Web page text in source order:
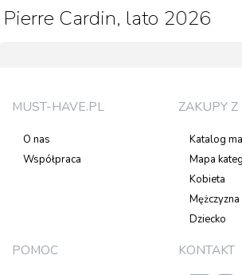
Pierre Cardin, lato 2026
MUST-HAVE.PL
O nas
Współpraca
ZAKUPY
Katalog
Mapa
Kobieta
Mężczyzna
Dziecko
POMOC KONTAKT